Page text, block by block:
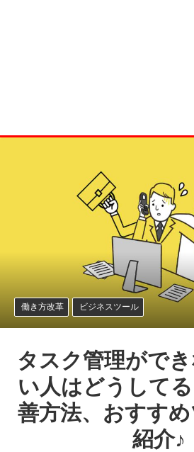
働き方改革 ビジネスツール
タスク管理がで
い人はどうして
善方法、おすす
紹介♪